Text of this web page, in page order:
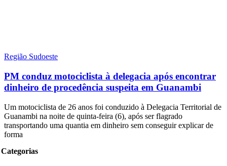
Região Sudoeste
PM conduz motociclista à delegacia após encontrar
dinheiro de procedência suspeita em Guanambi
Um motociclista de 26 anos foi conduzido à Delegacia Territorial de
Guanambi na noite de quinta-feira (6), após ser flagrado
transportando uma quantia em dinheiro sem conseguir explicar de
forma
Categorias